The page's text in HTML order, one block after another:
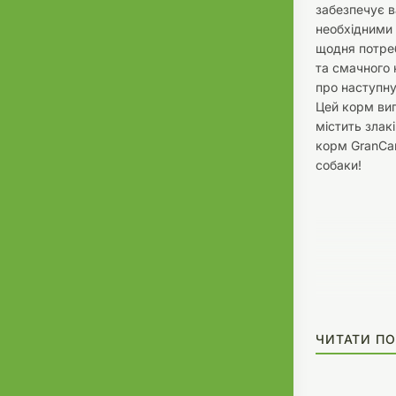
забезпечує
щодня
та смачного
про
Цей корм
містить
корм
собаки!
ЧИТАТИ